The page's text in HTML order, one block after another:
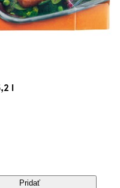
l
Pridať